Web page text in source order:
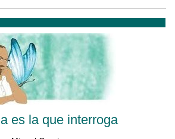
es la que interroga